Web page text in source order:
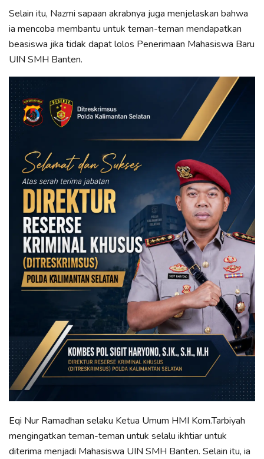
Selain itu, Nazmi sapaan akrabnya juga menjelaskan bahwa
ia mencoba membantu untuk teman-teman mendapatkan
beasiswa jika tidak dapat lolos Penerimaan Mahasiswa Baru
UIN SMH Banten.
Eqi Nur Ramadhan selaku Ketua Umum HMI Kom.Tarbiyah
mengingatkan teman-teman untuk selalu ikhtiar untuk
diterima menjadi Mahasiswa UIN SMH Banten. Selain itu, ia